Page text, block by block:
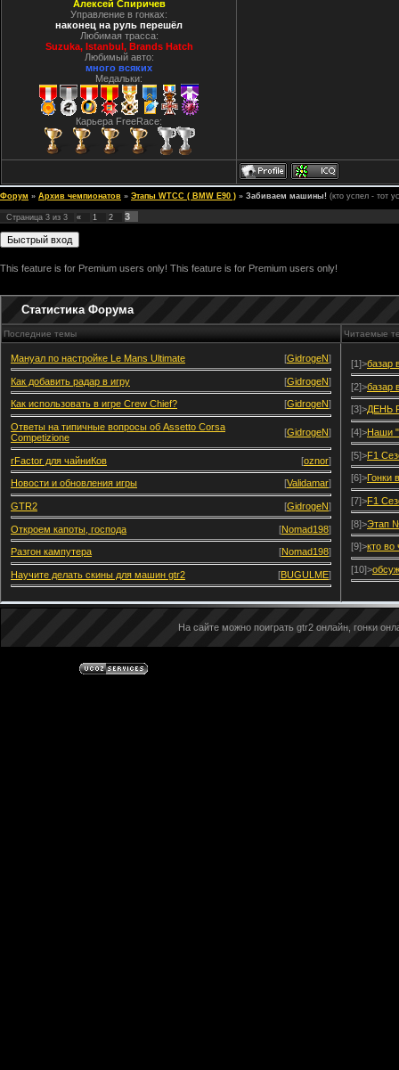
Алексей Спиричев
Управление в гонках:
наконец на руль перешёл
Любимая трасса:
Suzuka, Istanbul, Вrands Hatch
Любимый авто:
много всяких
Медальки:
Карьера FreeRace:
Форум » Архив чемпионатов » Этапы WTCC ( BMW E90 ) » Забиваем машины! (кто успел - тот
Страница 3 из 3 « 1 2 3
This feature is for Premium users only! This feature is for Premium users only!
Статистика Форума
Последние темы Читаемые
Мануал по настройке Le Mans Ultimate [GidrogeN]
Как добавить радар в игру [GidrogeN]
Как использовать в игре Crew Chief? [GidrogeN]
Ответы на типичные вопросы об Assetto Corsa
Competizione
[GidrogeN]
rFactor для чайниКов [oznor]
Новости и обновления игры [Validamar]
GTR2 [GidrogeN]
Откроем капоты, господа [Nomad198]
Разгон кампутера [Nomad198]
Научите делать скины для машин gtr2 [BUGULME]
[1]>базар
[2]>базар
[3]>ДЕНЬ
[4]>Наши
[5]>F1
[6]>Гонки
[7]>F1
[8]>Этап
[9]>кто во
[10]>
На сайте можно поиграть gtr2 онлайн, гонки